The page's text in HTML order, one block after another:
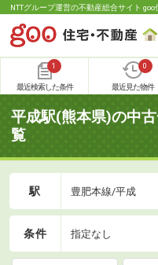
NTTグループ運営の不動産総合サイト
1
最近検索した条件
0
最近見た物件
平成駅(熊本県)の中
覧
駅 豊肥本線/平成
条件 指定なし